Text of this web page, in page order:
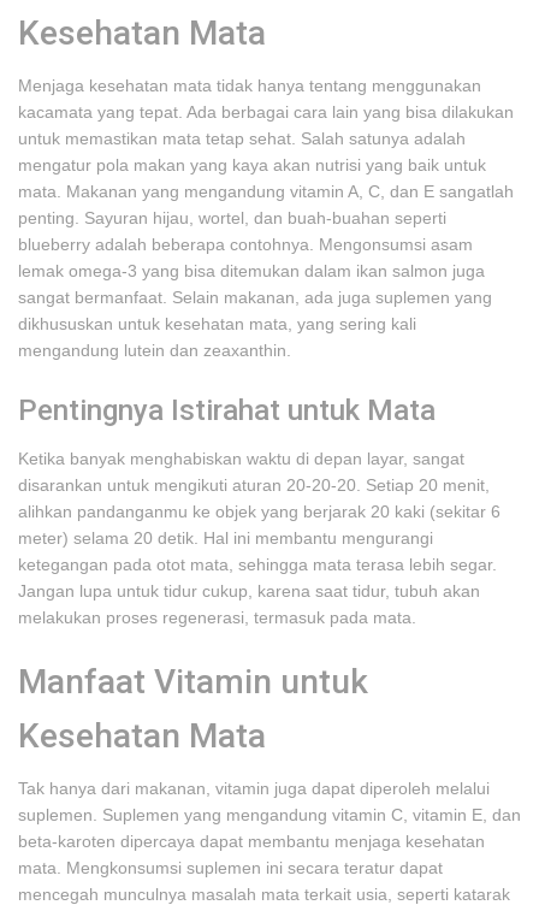
Kesehatan Mata
Menjaga kesehatan mata tidak hanya tentang menggunakan
kacamata yang tepat. Ada berbagai cara lain yang bisa dilakukan
untuk memastikan mata tetap sehat. Salah satunya adalah
mengatur pola makan yang kaya akan nutrisi yang baik untuk
mata. Makanan yang mengandung vitamin A, C, dan E sangatlah
penting. Sayuran hijau, wortel, dan buah-buahan seperti
blueberry adalah beberapa contohnya. Mengonsumsi asam
lemak omega-3 yang bisa ditemukan dalam ikan salmon juga
sangat bermanfaat. Selain makanan, ada juga suplemen yang
dikhususkan untuk kesehatan mata, yang sering kali
mengandung lutein dan zeaxanthin.
Pentingnya Istirahat untuk Mata
Ketika banyak menghabiskan waktu di depan layar, sangat
disarankan untuk mengikuti aturan 20-20-20. Setiap 20 menit,
alihkan pandanganmu ke objek yang berjarak 20 kaki (sekitar 6
meter) selama 20 detik. Hal ini membantu mengurangi
ketegangan pada otot mata, sehingga mata terasa lebih segar.
Jangan lupa untuk tidur cukup, karena saat tidur, tubuh akan
melakukan proses regenerasi, termasuk pada mata.
Manfaat Vitamin untuk
Kesehatan Mata
Tak hanya dari makanan, vitamin juga dapat diperoleh melalui
suplemen. Suplemen yang mengandung vitamin C, vitamin E, dan
beta-karoten dipercaya dapat membantu menjaga kesehatan
mata. Mengkonsumsi suplemen ini secara teratur dapat
mencegah munculnya masalah mata terkait usia, seperti katarak